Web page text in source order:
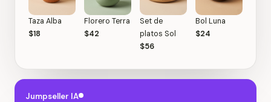
Taza Alba
$18
Florero Terra
$42
Set de
platos Sol
$56
Bol Luna
$24
Jumpseller IA